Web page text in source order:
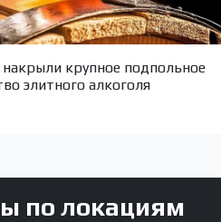
крупное подпольное
элитного алкоголя
по локациям